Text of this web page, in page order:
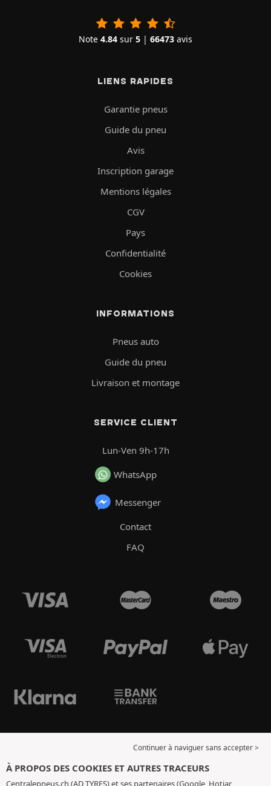
Note 4.84 sur 5 | 66473 avis
LIENS RAPIDES
Garantie pneus
Guide du pneu
Avis
Inscription garage
Mentions légales
CGV
Pays
Confidentialité
Cookies
INFORMATIONS
Pneus auto
Guide du pneu
Livraison et montage
SERVICE CLIENT
Lun-Ven 9h-17h
WhatsApp
Messenger
Contact
FAQ
Continuer à naviguer sans accepter >
À PROPOS DES COOKIES ET AUTRES TRACEURS
Centralepneus.ch (AD TYRES) et ses partenaires (Google, Hotjar,